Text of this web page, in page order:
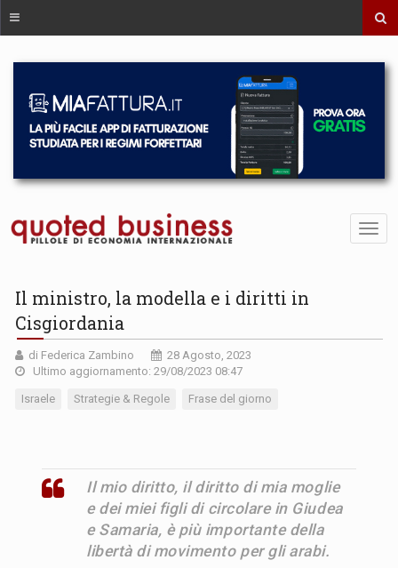
Il ministro, la modella e i diritti in
Cisgiordania
di Federica Zambino
28 Agosto, 2023
Ultimo aggiornamento: 29/08/2023 08:47
Israele Strategie & Regole Frase del giorno
Il mio diritto, il diritto di mia moglie
e dei miei figli di circolare in Giudea
e Samaria, è più importante della
libertà di movimento per gli arabi.